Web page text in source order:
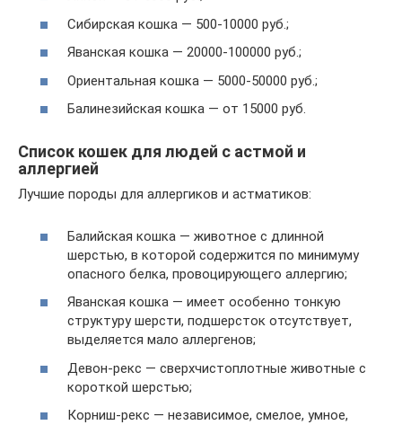
Сибирская кошка — 500-10000 руб.;
Яванская кошка — 20000-100000 руб.;
Ориентальная кошка — 5000-50000 руб.;
Балинезийская кошка — от 15000 руб.
Список кошек для людей с астмой и
аллергией
Лучшие породы для аллергиков и астматиков:
Балийская кошка — животное с длинной
шерстью, в которой содержится по минимуму
опасного белка, провоцирующего аллергию;
Яванская кошка — имеет особенно тонкую
структуру шерсти, подшерсток отсутствует,
выделяется мало аллергенов;
Девон-рекс — сверхчистоплотные животные с
короткой шерстью;
Корниш-рекс — независимое, смелое, умное,